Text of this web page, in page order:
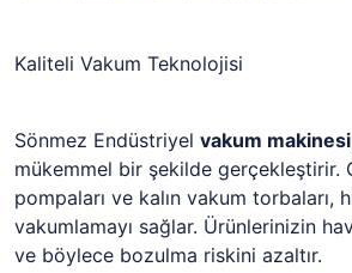
Kaliteli Vakum Teknolojisi
Sönmez Endüstriyel vakum makinesi
mükemmel bir şekilde gerçekleştirir.
pompaları ve kalın vakum torbaları,
vakumlamayı sağlar. Ürünlerinizin
ve böylece bozulma riskini azaltır.